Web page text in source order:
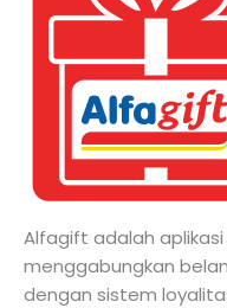
Alfagift adalah
menggabungkan
dengan sistem